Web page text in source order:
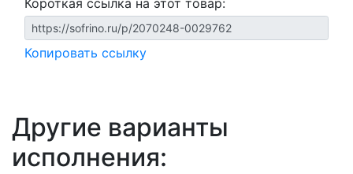
Короткая ссылка на этот товар:
Копировать ссылку
Другие варианты
исполнения: